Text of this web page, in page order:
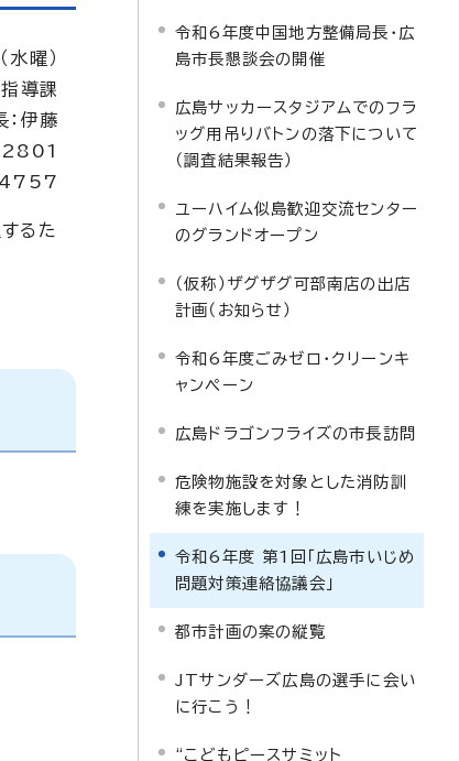
曜）
導課
伊藤
2801
4757
るた
令和6年度中国地方整備局長・広
島市長懇談会の開催
広島サッカースタジアムでのフラ
ッグ用吊りバトンの落下について
（調査結果報告）
ユーハイム似島歓迎交流センター
のグランドオープン
（仮称）ザグザグ可部南店の出店
計画（お知らせ）
令和6年度ごみゼロ・クリーンキ
ャンペーン
広島ドラゴンフライズの市長訪問
危険物施設を対象とした消防訓
練を実施します！
令和6年度 第1回「広島市いじめ
問題対策連絡協議会」
都市計画の案の縦覧
JTサンダーズ広島の選手に会い
に行こう！
“こどもピースサミット